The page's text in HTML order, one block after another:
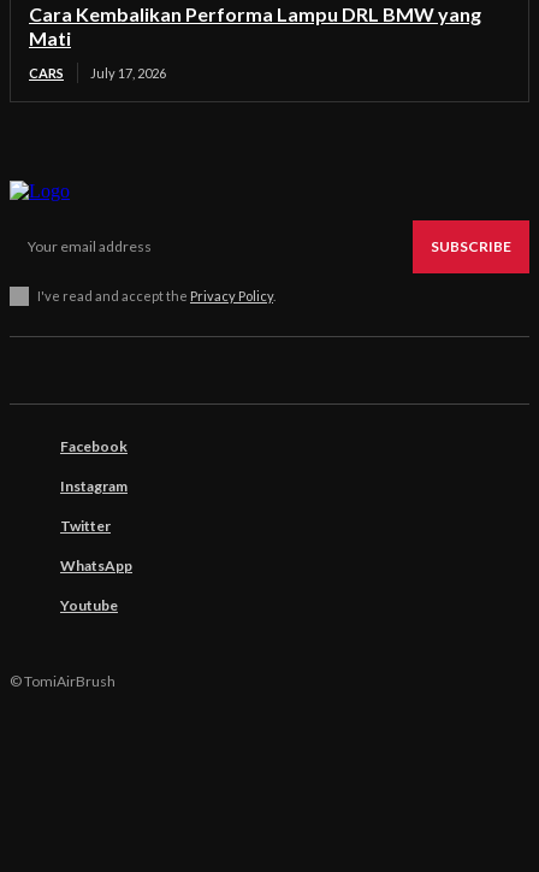
Cara Kembalikan Performa Lampu DRL BMW yang
Mati
CARS July 17, 2026
SUBSCRIBE
I've read and accept the Privacy Policy.
Facebook
Instagram
Twitter
WhatsApp
Youtube
© TomiAirBrush